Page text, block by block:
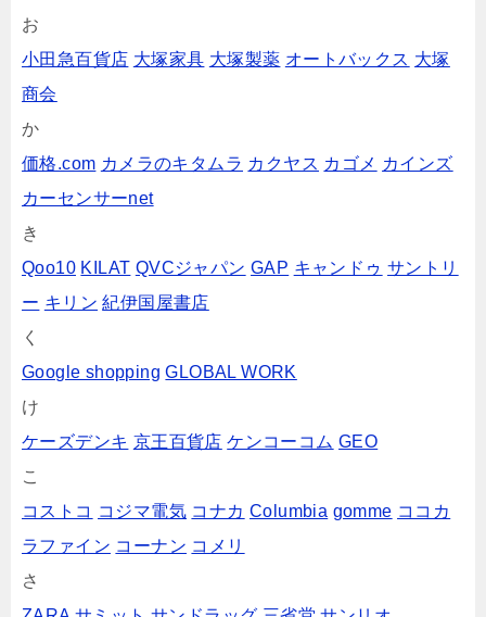
お
小田急百貨店 大塚家具 大塚製薬 オートバックス 大塚
商会
か
価格.com カメラのキタムラ カクヤス カゴメ カインズ
カーセンサーnet
き
Qoo10 KILAT QVCジャパン GAP キャンドゥ サントリ
ー キリン 紀伊国屋書店
く
Google shopping GLOBAL WORK
け
ケーズデンキ 京王百貨店 ケンコーコム GEO
こ
コストコ コジマ電気 コナカ Columbia gomme ココカ
ラファイン コーナン コメリ
さ